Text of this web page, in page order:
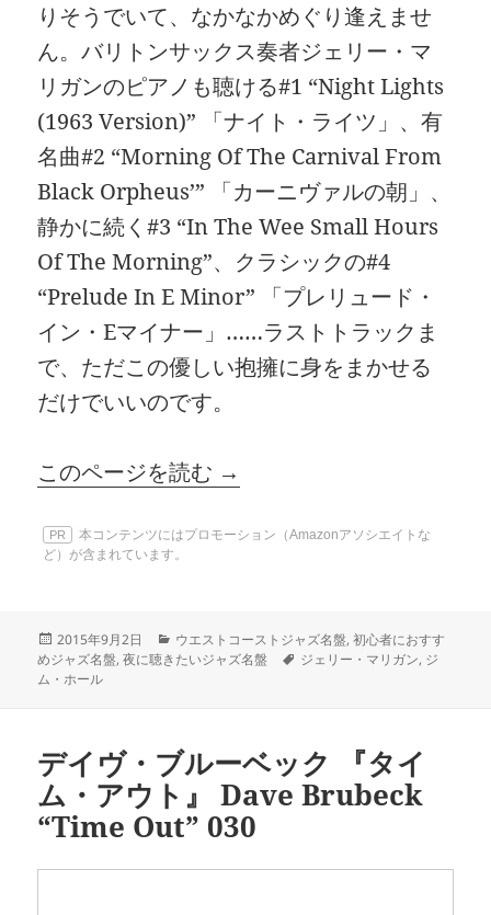
りそうでいて、なかなかめぐり逢えませ
ん。バリトンサックス奏者ジェリー・マ
リガンのピアノも聴ける#1 “Night Lights
(1963 Version)” 「ナイト・ライツ」、有
名曲#2 “Morning Of The Carnival From
Black Orpheus’” 「カーニヴァルの朝」、
静かに続く#3 “In The Wee Small Hours
Of The Morning”、クラシックの#4
“Prelude In E Minor” 「プレリュード・
イン・Eマイナー」……ラストトラックま
で、ただこの優しい抱擁に身をまかせる
だけでいいのです。
このページを読む →
PR
本コンテンツにはプロモーション（Amazonアソシエイトな
ど）が含まれています。
投
稿
日:
2015年9月2日
カ
テ
ウエストコーストジャズ名盤,初心者におすす
めジャズ名盤,夜に聴きたいジャズ名盤
タ
ジェリー・マリガン, ジ
ム・ホール
デイヴ・ブルーベック 『タイ
ム・アウト』 Dave Brubeck
“Time Out” 030